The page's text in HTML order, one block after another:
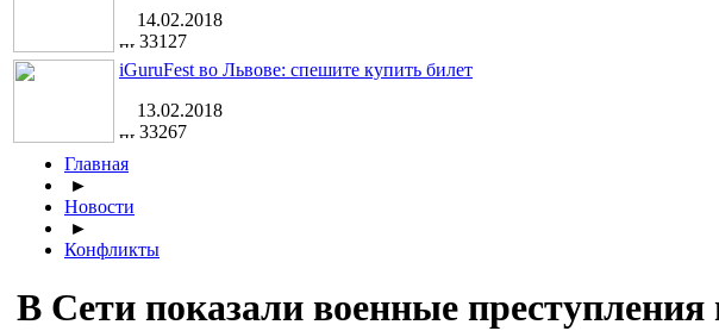
14.02.2018
33127
iGuruFest во Львове: спешите купить билет
13.02.2018
33267
Главная
►
Новости
►
Конфликты
В Сети показали военные